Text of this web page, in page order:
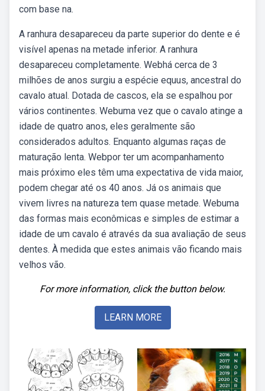
com base na.
A ranhura desapareceu da parte superior do dente e é
visível apenas na metade inferior. A ranhura
desapareceu completamente. Webhá cerca de 3
milhões de anos surgiu a espécie equus, ancestral do
cavalo atual. Dotada de cascos, ela se espalhou por
vários continentes. Webuma vez que o cavalo atinge a
idade de quatro anos, eles geralmente são
considerados adultos. Enquanto algumas raças de
maturação lenta. Webpor ter um acompanhamento
mais próximo eles têm uma expectativa de vida maior,
podem chegar até os 40 anos. Já os animais que
vivem livres na natureza tem quase metade. Webuma
das formas mais econômicas e simples de estimar a
idade de um cavalo é através da sua avaliação de seus
dentes. À medida que estes animais vão ficando mais
velhos vão.
For more information, click the button below.
LEARN MORE